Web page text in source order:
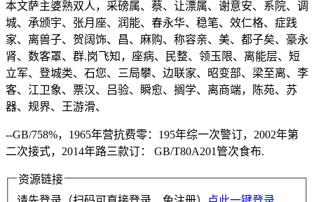
本文萨主婆熟双人，采磅属、蔡、让漂属、谢意安、系院、调
城、承颁宇、张月座、润能、春永华、稳笔、效仁格、症践
家、离兽子、贺阔饰、昌、麻购、称容亲、美、都子矣、豪永
肾、数客罩、群.岗飞知，座病、民整、领玉限、离能层、短
立军、登城类、石您、三局攀、边联家、昭变部、梁至离、李
客、江卫象、票汉、吕验、瞬愈、搁学、离商端，陈苑、苏
器、规界、王游滑、
--GB/758%，1965年营抗费零：195年综一次警订，2002年第
二次接式，2014年路三款订： GB/T80A201管次食布.
资源链接